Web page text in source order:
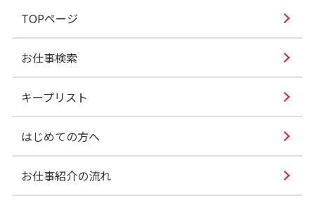
TOPページ
お仕事検索
キープリスト
はじめての方へ
お仕事紹介の流れ